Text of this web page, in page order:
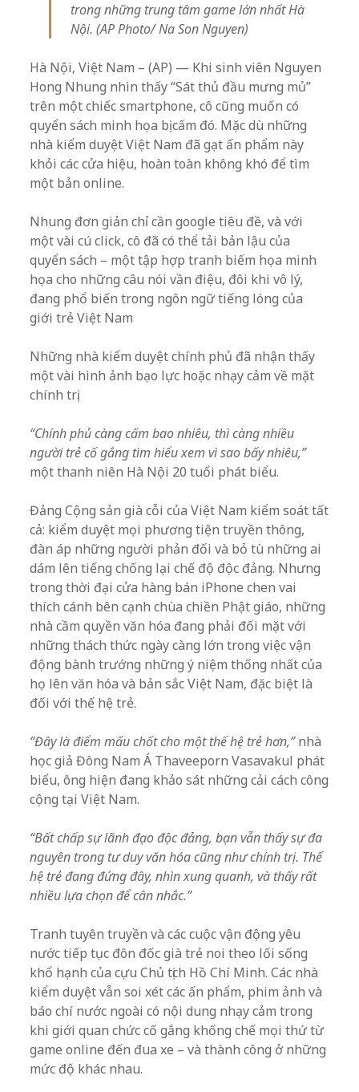
trong những trung tâm game lớn nhất Hà
Nội. (AP Photo/ Na Son Nguyen)
Hà Nội, Việt Nam – (AP) — Khi sinh viên Nguyen
Hong Nhung nhìn thấy “Sát thủ đầu mưng mủ”
trên một chiếc smartphone, cô cũng muốn có
quyển sách minh họa bị cấm đó. Mặc dù những
nhà kiểm duyệt Việt Nam đã gạt ấn phẩm này
khỏi các cửa hiệu, hoàn toàn không khó để tìm
một bản online.
Nhung đơn giản chỉ cần google tiêu đề, và với
một vài cú click, cô đã có thể tải bản lậu của
quyển sách – một tập hợp tranh biếm họa minh
họa cho những câu nói vần điệu, đôi khi vô lý,
đang phổ biến trong ngôn ngữ tiếng lóng của
giới trẻ Việt Nam
Những nhà kiểm duyệt chính phủ đã nhận thấy
một vài hình ảnh bạo lực hoặc nhạy cảm về mặt
chính trị.
“Chính phủ càng cấm bao nhiêu, thì càng nhiều
người trẻ cố gắng tìm hiểu xem vì sao bấy nhiêu,”
một thanh niên Hà Nội 20 tuổi phát biểu.
Đảng Cộng sản già cỗi của Việt Nam kiểm soát tất
cả: kiểm duyệt mọi phương tiện truyền thông,
đàn áp những người phản đối và bỏ tù những ai
dám lên tiếng chống lại chế độ độc đảng. Nhưng
trong thời đại cửa hàng bán iPhone chen vai
thích cánh bên cạnh chùa chiền Phật giáo, những
nhà cầm quyền văn hóa đang phải đối mặt với
những thách thức ngày càng lớn trong việc vận
động bành trướng những ý niệm thống nhất của
họ lên văn hóa và bản sắc Việt Nam, đặc biệt là
đối với thế hệ trẻ.
“Đây là điểm mấu chốt cho một thế hệ trẻ hơn,”nhà
học giả Đông Nam Á Thaveeporn Vasavakul phát
biểu, ông hiện đang khảo sát những cải cách công
cộng tại Việt Nam.
“Bất chấp sự lãnh đạo độc đảng, bạn vẫn thấy sự đa
nguyên trong tư duy văn hóa cũng như chính trị. Thế
hệ trẻ đang đứng đây, nhìn xung quanh, và thấy rất
nhiều lựa chọn để cân nhắc.”
Tranh tuyên truyền và các cuộc vận động yêu
nước tiếp tục đôn đốc già trẻ noi theo lối sống
khổ hạnh của cựu Chủ tịch Hồ Chí Minh. Các nhà
kiểm duyệt vẫn soi xét các ấn phẩm, phim ảnh và
báo chí nước ngoài có nội dung nhạy cảm trong
khi giới quan chức cố gắng khống chế mọi thứ từ
game online đến đua xe – và thành công ở những
mức độ khác nhau.